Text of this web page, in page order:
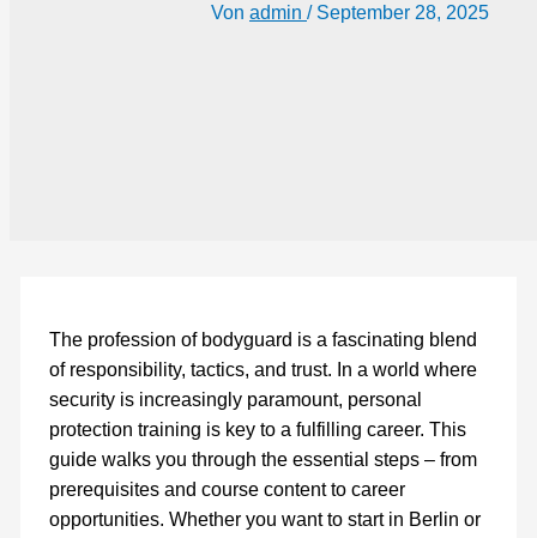
Von admin / September 28, 2025
The profession of bodyguard is a fascinating blend
of responsibility, tactics, and trust. In a world where
security is increasingly paramount, personal
protection training is key to a fulfilling career. This
guide walks you through the essential steps – from
prerequisites and course content to career
opportunities. Whether you want to start in Berlin or